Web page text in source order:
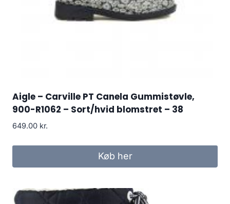
Aigle – Carville PT Canela Gummistøvle,
900-R1062 – Sort/hvid blomstret – 38
649.00 kr.
Køb her